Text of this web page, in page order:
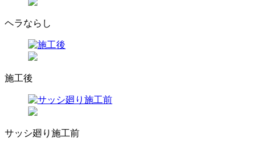
ヘラならし
施工後
サッシ廻り施工前